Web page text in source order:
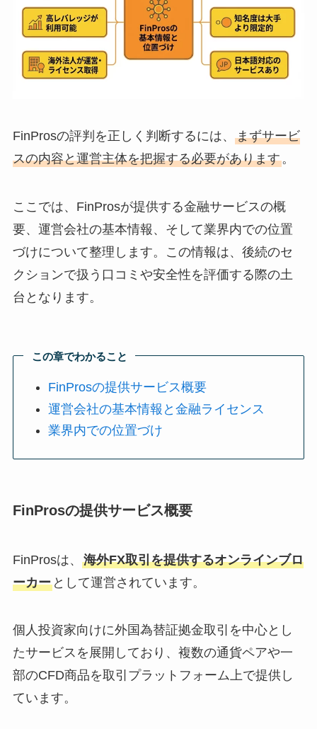
FinProsの評判を正しく判断するには、 まずサービ
スの内容と運営主体を把握する必要があります。
ここでは、FinProsが提供する金融サービスの概
要、運営会社の基本情報、そして業界内での位置
づけについて整理します。この情報は、後続のセ
クションで扱う口コミや安全性を評価する際の土
台となります。
この章でわかること
FinProsの提供サービス概要
運営会社の基本情報と金融ライセンス
業界内での位置づけ
FinProsの提供サービス概要
FinProsは、 海外FX取引を提供するオンラインブロ
ーカーとして運営されています。
個人投資家向けに外国為替証拠金取引を中心とし
たサービスを展開しており、複数の通貨ペアや一
部のCFD商品を取引プラットフォーム上で提供し
ています。